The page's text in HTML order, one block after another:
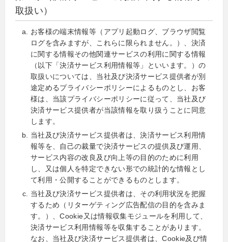
取扱い）
お客様の端末情報等（アプリ起動ログ、ブラウザ閲覧
ログを含みますが、これらに限られません。）、決済
に関する情報その他関連サービスの利用に関する情報
（以下「決済サービス利用情報等」といいます。）の
取扱いについては、当社及び決済サービス提供者が別
途定めるプライバシーポリシーによるものとし、お客
様は、当該プライバシーポリシーに従って、当社及び
決済サービス提供者が当該情報を取り扱うことに同意
します。
当社及び決済サービス提供者は、決済サービス利用情
報等を、自己の裁量で決済サービスの提供及び運用、
サービス内容の改良及び向上等の目的のために利用
し、又は個人を特定できない形での統計的な情報とし
て利用・公開することができるものとします。
当社及び決済サービス提供者は、その利用状況を把握
するため（リターゲティング広告配信の目的を含みま
す。）、Cookie又は情報収集モジュールを利用して、
決済サービス利用情報等を収集することがあります。
なお、当社及び決済サービス提供者は、Cookie及び情